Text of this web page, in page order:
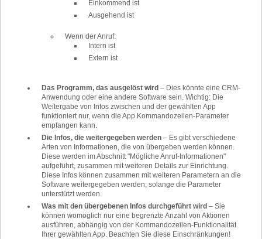
Einkommend ist
Ausgehend ist
Wenn der Anruf:
Intern ist
Extern ist
Das Programm, das ausgelöst wird – Dies könnte eine CRM-
Anwendung oder eine andere Software sein. Wichtig: Die
Weitergabe von Infos zwischen und der gewählten App
funktioniert nur, wenn die App Kommandozeilen-Parameter
empfangen kann.
Die Infos, die weitergegeben werden – Es gibt verschiedene
Arten von Informationen, die von übergeben werden können.
Diese werden im Abschnitt "Mögliche Anruf-Informationen"
aufgeführt, zusammen mit weiteren Details zur Einrichtung.
Diese Infos können zusammen mit weiteren Parametern an die
Software weitergegeben werden, solange die Parameter
unterstützt werden.
Was mit den übergebenen Infos durchgeführt wird – Sie
können womöglich nur eine begrenzte Anzahl von Aktionen
ausführen, abhängig von der Kommandozeilen-Funktionalität
Ihrer gewählten App. Beachten Sie diese Einschränkungen!